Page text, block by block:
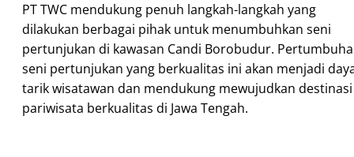
PT TWC mendukung penuh langkah-langkah yang
dilakukan berbagai pihak untuk menumbuhkan seni
pertunjukan di kawasan Candi Borobudur.
seni pertunjukan yang berkualitas ini akan menjadi
tarik wisatawan dan mendukung mewujudkan destinasi
pariwisata berkualitas di Jawa Tengah.